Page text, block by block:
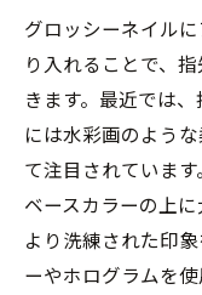
グロッシーネイル
り入れることで、
きます。最近では
には水彩画のよう
て注目されていま
ベースカラーの上に
より洗練された印
ーやホログラムを